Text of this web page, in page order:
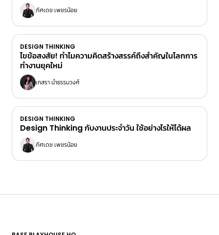
ภีศเดช เพชรน้อย
DESIGN THINKING
ไขข้อสงสัย! ทำไมความคิดสร้างสรรค์ถึงสำคัญในโลกการ
ทำงานยุคใหม่
เกสรา นำธรรมวงศ์
DESIGN THINKING
Design Thinking กับงานประจำวัน ใช้อย่างไรให้ได้ผล
ภีศเดช เพชรน้อย